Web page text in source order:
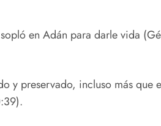
en Adán para darle vida
y preservado, incluso más que